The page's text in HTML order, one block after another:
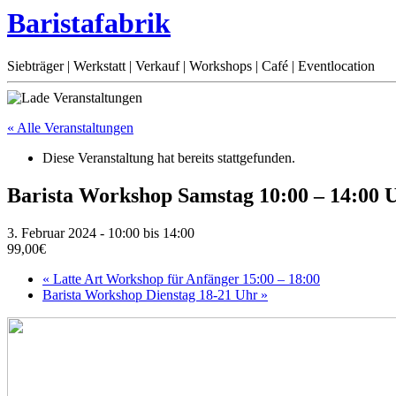
Baristafabrik
Siebträger | Werkstatt | Verkauf | Workshops | Café | Eventlocation
« Alle Veranstaltungen
Diese Veranstaltung hat bereits stattgefunden.
Barista Workshop Samstag 10:00 – 14:00
3. Februar 2024 - 10:00 bis 14:00
99,00€
« Latte Art Workshop für Anfänger 15:00 – 18:00
Barista Workshop Dienstag 18-21 Uhr »